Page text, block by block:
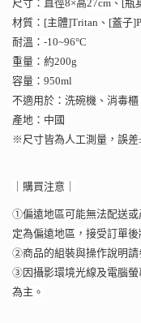
尺寸：直徑8×高27cm、[瓶
材質：[主體]Tritan、[蓋子
耐溫：-10~96°C
重量：約200g
容量：950ml
不適用於：洗碗機、消毒
產地：中國
※尺寸皆為人工測量，誤差
｜購買注意｜
①偏遠地區可能無法配送或
定為偏遠地區，接受訂單
②商品的組裝與操作說明請
③因攝影環境光線及電腦螢
為主。